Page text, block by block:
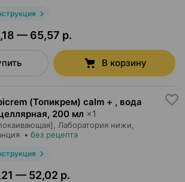
— 65,57 р.
В корзину
(Топикрем) calm + , вода
, 200 мл ×1
Лаборатория нижи
• без рецепта
— 52,02 р.